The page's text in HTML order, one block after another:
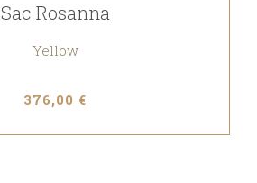
Sac Rosanna
Yellow
376,00 €